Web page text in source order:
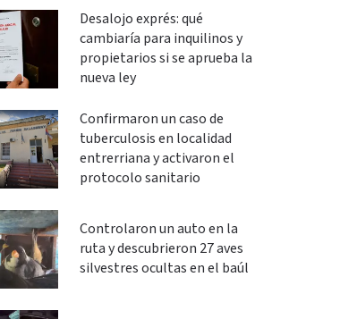
Desalojo exprés: qué
cambiaría para inquilinos y
propietarios si se aprueba la
nueva ley
Confirmaron un caso de
tuberculosis en localidad
entrerriana y activaron el
protocolo sanitario
Controlaron un auto en la
ruta y descubrieron 27 aves
silvestres ocultas en el baúl